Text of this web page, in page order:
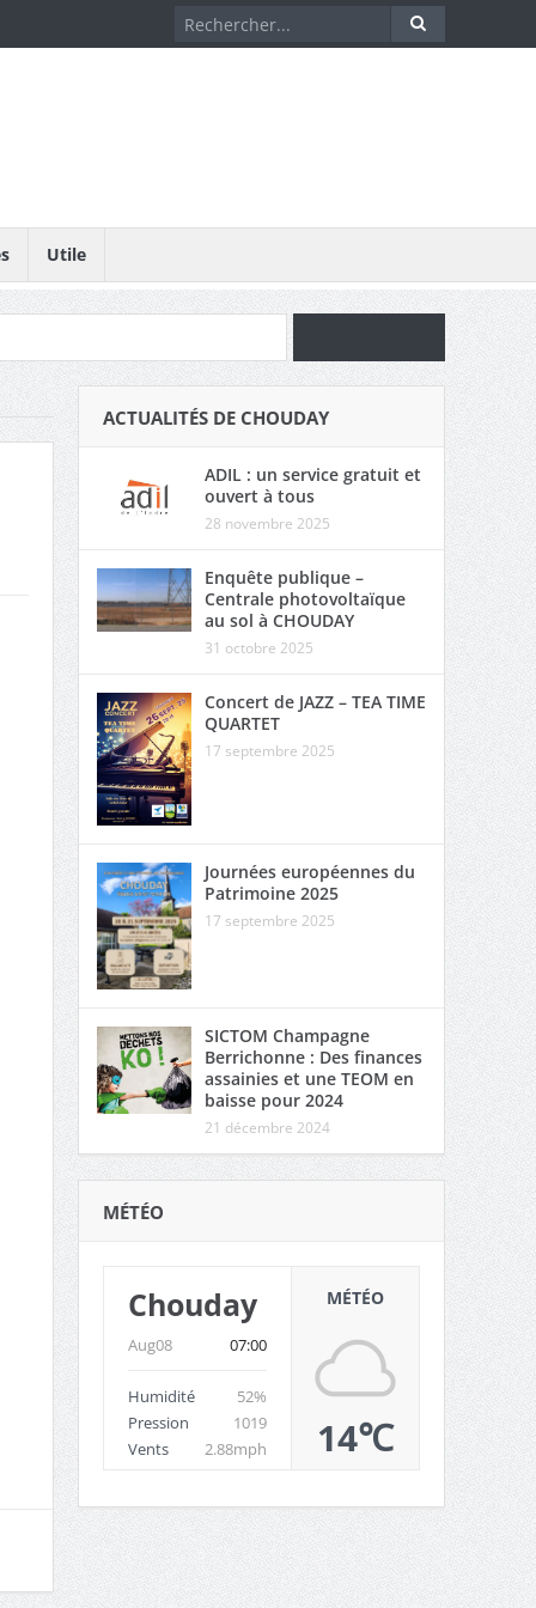
Utile
ACTUALITÉS DE CHOUDAY
ADIL : un service gratuit et
ouvert à tous
28 novembre 2025
Enquête publique –
Centrale photovoltaïque
au sol à CHOUDAY
31 octobre 2025
Concert de JAZZ – TEA TIME
QUARTET
17 septembre 2025
Journées européennes du
Patrimoine 2025
17 septembre 2025
SICTOM Champagne
Berrichonne : Des finances
assainies et une TEOM en
baisse pour 2024
21 décembre 2024
MÉTÉO
Chouday
Aug08 07:00
Humidité
52%
Pression
1019
Vents
2.88mph
MÉTÉO
14℃